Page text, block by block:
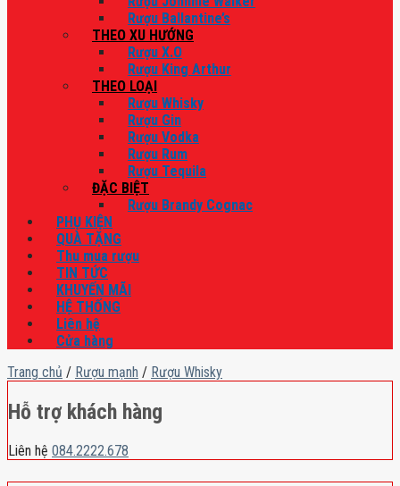
Rượu Ballantine’s
THEO XU HƯỚNG
Rượu X.O
Rượu King Arthur
THEO LOẠI
Rượu Whisky
Rượu Gin
Rượu Vodka
Rượu Rum
Rượu Tequila
ĐẶC BIỆT
Rượu Brandy Cognac
PHỤ KIỆN
QUÀ TẶNG
Thu mua rượu
TIN TỨC
KHUYẾN MÃI
HỆ THỐNG
Liên hệ
Cửa hàng
Trang chủ / Rượu mạnh / Rượu Whisky
Hỗ trợ khách hàng
Liên hệ 084.2222.678